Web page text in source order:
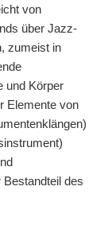
von
über Jazz-
zumeist in
und Körper
Elemente von
des